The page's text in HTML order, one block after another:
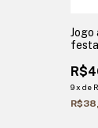
Jogo
9xde